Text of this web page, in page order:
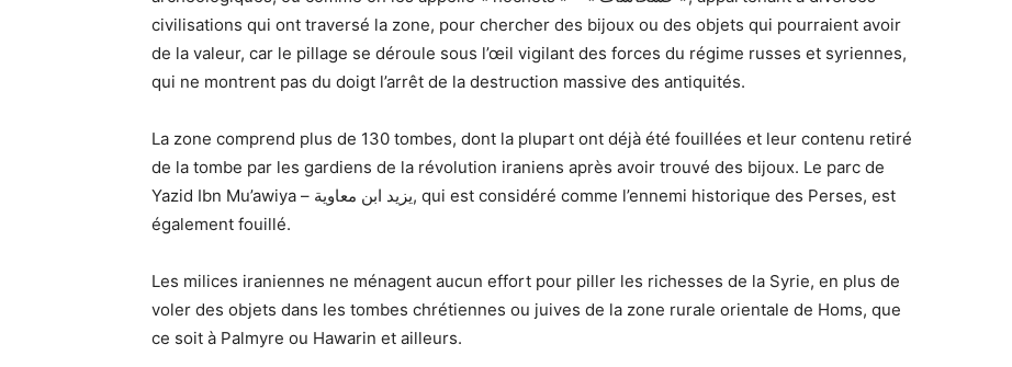
civilisations qui ont traversé la zone, pour chercher des bijoux ou des objets qui pourraient avoir
de la valeur, car le pillage se déroule sous l’œil vigilant des forces du régime russes et syriennes,
qui ne montrent pas du doigt l’arrêt de la destruction massive des antiquités.
La zone comprend plus de 130 tombes, dont la plupart ont déjà été fouillées et leur contenu retiré
de la tombe par les gardiens de la révolution iraniens après avoir trouvé des bijoux. Le parc de
Yazid Ibn Mu’awiya – يزيد ابن معاوية, qui est considéré comme l’ennemi historique des Perses, est
également fouillé.
Les milices iraniennes ne ménagent aucun effort pour piller les richesses de la Syrie, en plus de
voler des objets dans les tombes chrétiennes ou juives de la zone rurale orientale de Homs, que
ce soit à Palmyre ou Hawarin et ailleurs.